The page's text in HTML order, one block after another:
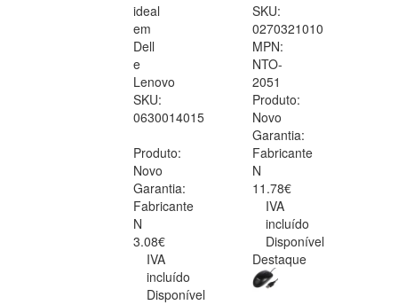
ideal
em
Dell
e
Lenovo
SKU:
0630014015
Produto:
Novo
Garantia:
Fabricante
N
3.08€
IVA
incluído
Disponível
SKU:
0270321010
MPN:
NTO-
2051
Produto:
Novo
Garantia:
Fabricante
N
11.78€
IVA
incluído
Disponível
Destaque